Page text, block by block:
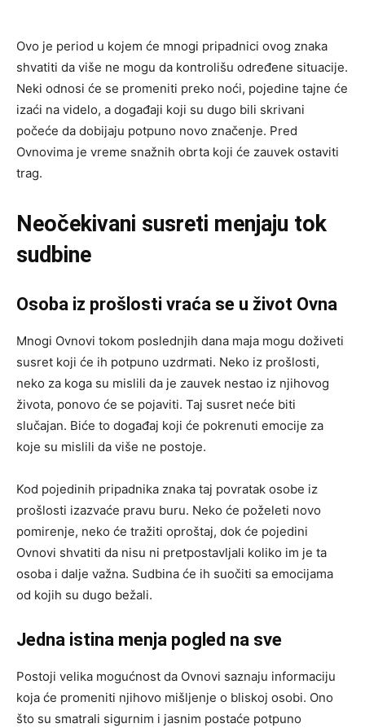
Ovo je period u kojem će mnogi pripadnici ovog znaka
shvatiti da više ne mogu da kontrolišu određene situacije.
Neki odnosi će se promeniti preko noći, pojedine tajne će
izaći na videlo, a događaji koji su dugo bili skrivani
počeće da dobijaju potpuno novo značenje. Pred
Ovnovima je vreme snažnih obrta koji će zauvek ostaviti
trag.
Neočekivani susreti menjaju tok
sudbine
Osoba iz prošlosti vraća se u život Ovna
Mnogi Ovnovi tokom poslednjih dana maja mogu doživeti
susret koji će ih potpuno uzdrmati. Neko iz prošlosti,
neko za koga su mislili da je zauvek nestao iz njihovog
života, ponovo će se pojaviti. Taj susret neće biti
slučajan. Biće to događaj koji će pokrenuti emocije za
koje su mislili da više ne postoje.
Kod pojedinih pripadnika znaka taj povratak osobe iz
prošlosti izazvaće pravu buru. Neko će poželeti novo
pomirenje, neko će tražiti oproštaj, dok će pojedini
Ovnovi shvatiti da nisu ni pretpostavljali koliko im je ta
osoba i dalje važna. Sudbina će ih suočiti sa emocijama
od kojih su dugo bežali.
Jedna istina menja pogled na sve
Postoji velika mogućnost da Ovnovi saznaju informaciju
koja će promeniti njihovo mišljenje o bliskoj osobi. Ono
što su smatrali sigurnim i jasnim postaće potpuno